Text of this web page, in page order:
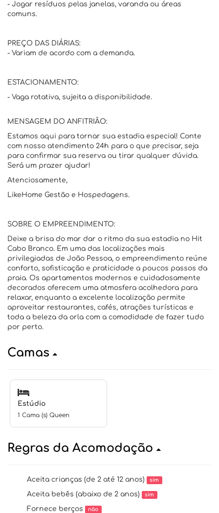
- Jogar resíduos pelas janelas, varanda ou áreas
comuns.
PREÇO DAS DIÁRIAS:
- Variam de acordo com a demanda.
ESTACIONAMENTO:
- Vaga rotativa, sujeita a disponibilidade.
MENSAGEM DO ANFITRIÃO:
Estamos aqui para tornar sua estadia especial! Conte
com nosso atendimento 24h para o que precisar, seja
para confirmar sua reserva ou tirar qualquer dúvida.
Será um prazer ajudar!
Atenciosamente,
LikeHome Gestão e Hospedagens.
SOBRE O EMPREENDIMENTO:
Deixe a brisa do mar dar o ritmo da sua estadia no Hit
Cabo Branco. Em uma das localizações mais
privilegiadas de João Pessoa, o empreendimento reúne
conforto, sofisticação e praticidade a poucos passos da
praia. Os apartamentos modernos e cuidadosamente
decorados oferecem uma atmosfera acolhedora para
relaxar, enquanto a excelente localização permite
aproveitar restaurantes, cafés, atrações turísticas e
toda a beleza da orla com a comodidade de fazer tudo
por perto.
Camas
Estúdio
1 Cama (s) Queen
Regras da Acomodação
Aceita crianças (de 2 até 12 anos) sim
Aceita bebês (abaixo de 2 anos) sim
Fornece berços não